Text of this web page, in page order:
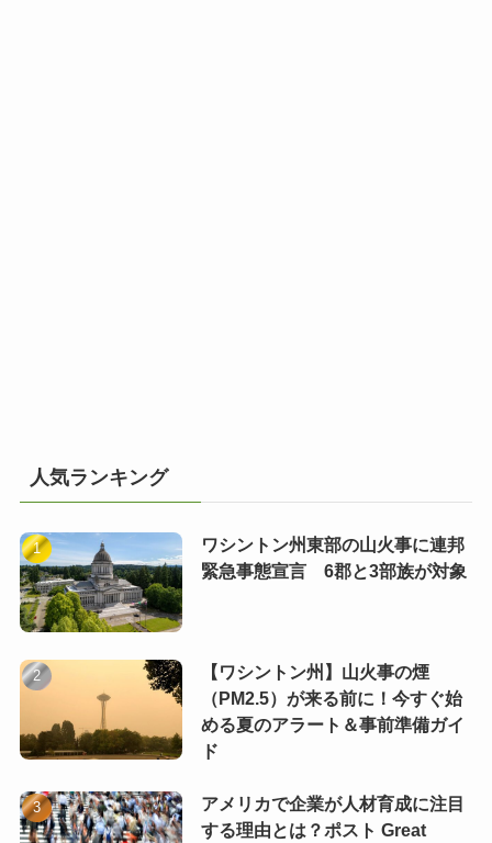
人気ランキング
ワシントン州東部の山火事に連邦
緊急事態宣言 6郡と3部族が対象
【ワシントン州】山火事の煙
（PM2.5）が来る前に！今すぐ始
める夏のアラート＆事前準備ガイ
ド
アメリカで企業が人材育成に注目
する理由とは？ポスト Great